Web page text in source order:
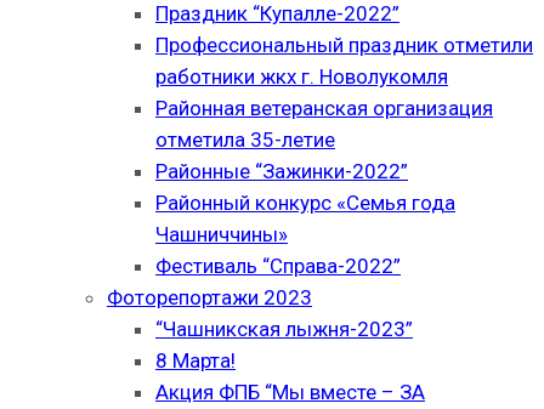
Праздник “Купалле-2022”
Профессиональный праздник отметили
работники жкх г. Новолукомля
Районная ветеранская организация
отметила 35-летие
Районные “Зажинки-2022”
Районный конкурс «Семья года
Чашниччины»
Фестиваль “Справа-2022”
Фоторепортажи 2023
“Чашникская лыжня-2023”
8 Марта!
Акция ФПБ “Мы вместе – ЗА